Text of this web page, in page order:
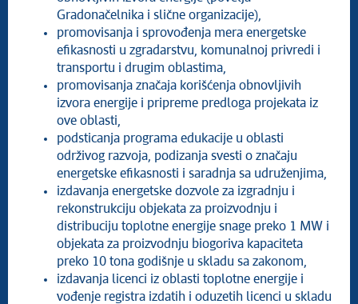
Gradonačelnika i slične organizacije),
promovisanja i sprovođenja mera energetske
efikasnosti u zgradarstvu, komunalnoj privredi i
transportu i drugim oblastima,
promovisanja značaja korišćenja obnovljivih
izvora energije i pripreme predloga projekata iz
ove oblasti,
podsticanja programa edukacije u oblasti
održivog razvoja, podizanja svesti o značaju
energetske efikasnosti i saradnja sa udruženjima,
izdavanja energetske dozvole za izgradnju i
rekonstrukciju objekata za proizvodnju i
distribuciju toplotne energije snage preko 1 MW i
objekata za proizvodnju biogoriva kapaciteta
preko 10 tona godišnje u skladu sa zakonom,
izdavanja licenci iz oblasti toplotne energije i
vođenje registra izdatih i oduzetih licenci u skladu